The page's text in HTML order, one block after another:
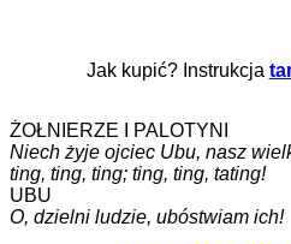
Jak kupić? Instrukcja
ŻOŁNIERZE I PALOTYNI
Niech żyje ojciec Ubu, nasz
ting, ting, ting; ting, ting, tating!
UBU
O, dzielni ludzie, ubóstwiam ich!